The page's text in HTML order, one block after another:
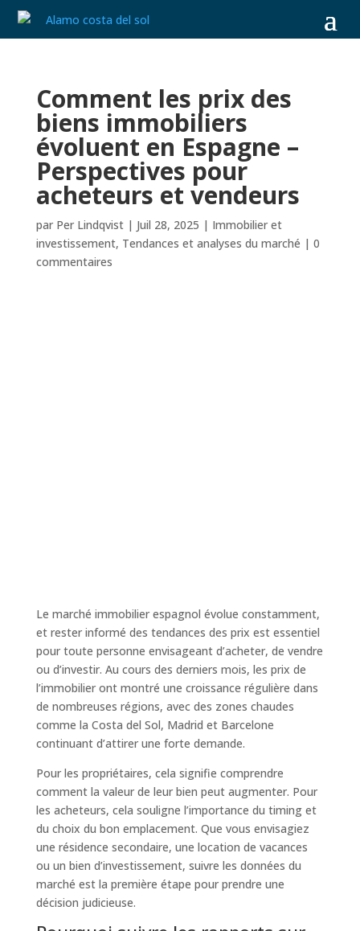
Comment les prix des
biens immobiliers
évoluent en Espagne –
Perspectives pour
acheteurs et vendeurs
par Per Lindqvist| Juil 28, 2025 | Immobilier et
investissement, Tendances et analyses du marché | 0
commentaires
Le marché immobilier espagnol évolue constamment,
et rester informé des tendances des prix est essentiel
pour toute personne envisageant d’acheter, de vendre
ou d’investir. Au cours des derniers mois, les prix de
l’immobilier ont montré une croissance régulière dans
de nombreuses régions, avec des zones chaudes
comme la Costa del Sol, Madrid et Barcelone
continuant d’attirer une forte demande.
Pour les propriétaires, cela signifie comprendre
comment la valeur de leur bien peut augmenter. Pour
les acheteurs, cela souligne l’importance du timing et
du choix du bon emplacement. Que vous envisagiez
une résidence secondaire, une location de vacances
ou un bien d’investissement, suivre les données du
marché est la première étape pour prendre une
décision judicieuse.